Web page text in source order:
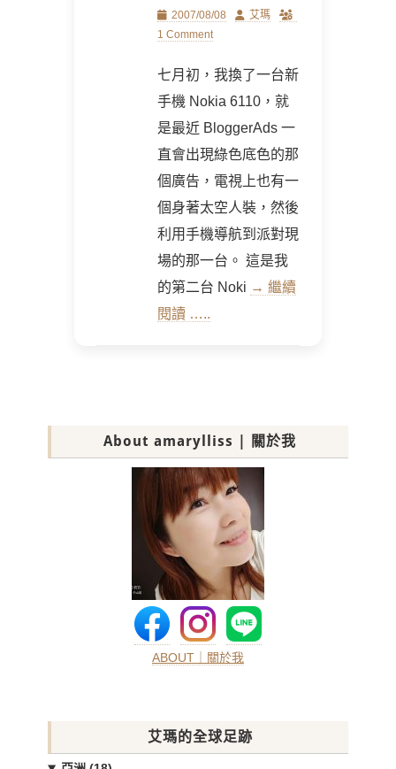
Posted
on
2007/08/08 Author
艾瑪
1 Comment
七月初，我換了一台新
手機 Nokia 6110，就
是最近 BloggerAds 一
直會出現綠色底色的那
個廣告，電視上也有一
個身著太空人裝，然後
利用手機導航到派對現
場的那一台。 這是我
的第二台 Noki → 繼續
閱讀 …..
About amarylliss | 關於我
ABOUT｜關於我
艾瑪的全球足跡